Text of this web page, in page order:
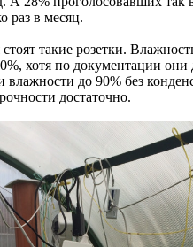
раз в месяц.
такие розетки.
хотя по документации
влажности до 90% без
достаточно.